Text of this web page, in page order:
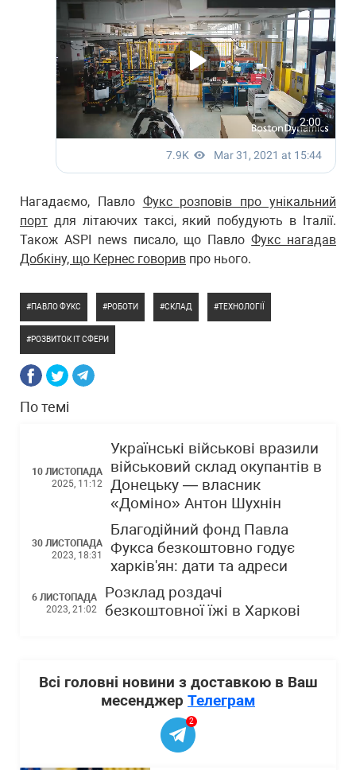
Нагадаємо, Павло Фукс розповів про унікальний
порт для літаючих таксі, який побудують в Італії.
Також ASPI news писало, що ПавлоФукс нагадав
Добкіну, що Кернес говорив про нього.
ПАВЛО ФУКС РОБОТИ СКЛАД ТЕХНОЛОГІЇ
РОЗВИТОК ІТ СФЕРИ
По темі
10 ЛИСТОПАДА
2025, 11:12
Українські військові вразили
військовий склад окупантів в
Донецьку — власник
«Доміно» Антон Шухнін
30 ЛИСТОПАДА
2023, 18:31
Благодійний фонд Павла
Фукса безкоштовно годує
харків'ян: дати та адреси
6 ЛИСТОПАДА
2023, 21:02
Розклад роздачі
безкоштовної їжі в Харкові
Всі головні новини з доставкою в Ваш
месенджер Телеграм
2